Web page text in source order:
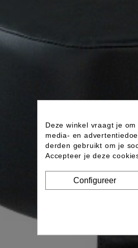
Deze winkel vraagt je
media- en
derden gebruikt om je
Accepteer je deze
Configureer